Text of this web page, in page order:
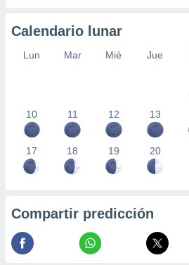
Calendario lunar
Lun Mar Mié Jue
10 11 12 13
17 18 19 20
Compartir predicción